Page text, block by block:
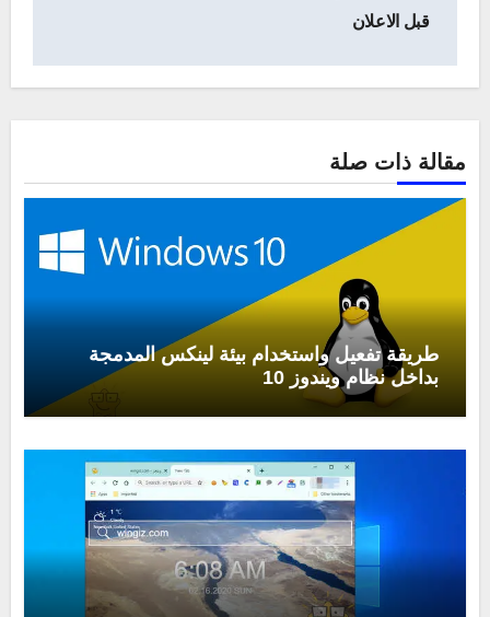
قبل الاعلان
مقالة ذات صلة
طريقة تفعيل واستخدام بيئة لينكس المدمجة
بداخل نظام ويندوز 10